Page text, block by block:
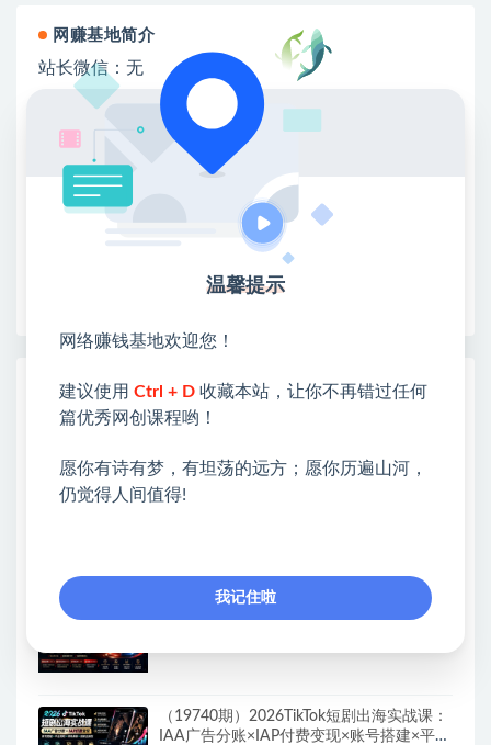
网赚基地简介
站长微信：无
❤本站：本站整合多方资源站，主要面向互联网创业
类&副业类，资源丰富 物超所值。
❤能助您：找项目 + 低成本创业 + 减少信息差 + 见识
各种项目 + 提升网创认知。
❤本站为众多团队提供了重要价值，也为众多创业者
开启网络之门，广受好评！
❤如果您也依存于互联网，欢迎加入本站会员，将尽
早为您提供丰盛价值。祝您前程似锦！
热门课程展示
Walmart（沃尔玛）超市浏览标注项目，单
佣机制
（19741期）2026拼多多双打强付费全攻
（19740期）2026TikTok短剧出海实战课：
IAA广告分账×IAP付费变现×账号搭建×平台
温馨提示
网络赚钱基地欢迎您！
建议使用 Ctrl + D 收藏本站，让你不再错过任何
篇优秀网创课程哟！
愿你有诗有梦，有坦荡的远方；愿你历遍山河，
仍觉得人间值得!
我记住啦